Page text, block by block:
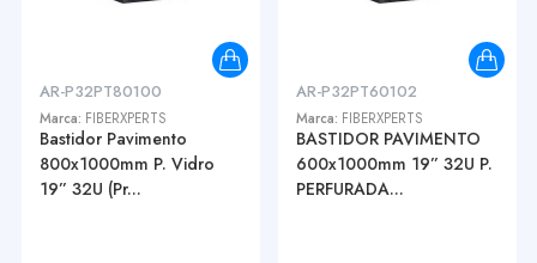
AR-P32PT80100
Marca: FIBERXPERTS
Bastidor Pavimento
800x1000mm P. Vidro
19” 32U (Pr...
AR-P32PT60102
Marca: FIBERXPERTS
BASTIDOR PAVIMENTO
600x1000mm 19” 32U P.
PERFURADA...